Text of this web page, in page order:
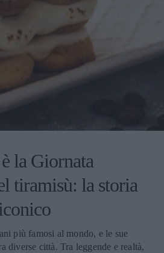
la Giornata
tiramisù: la storia
più famosi al mondo, e le sue
diverse città. Tra leggende e realtà,